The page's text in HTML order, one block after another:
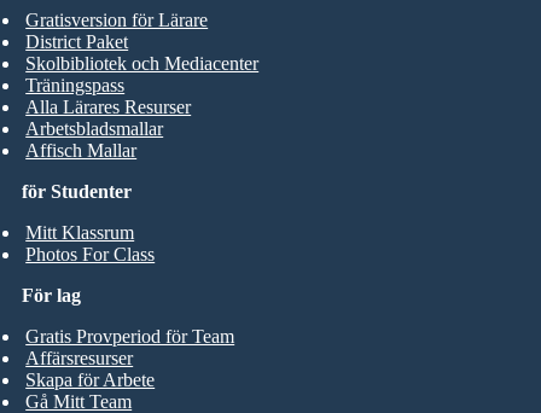
för Studenter
Mitt Klassrum
Photos For Class
Gratisversion för Lärare
District Paket
Skolbibliotek och Mediacenter
Träningspass
Alla Lärares Resurser
Arbetsbladsmallar
Affisch Mallar
För lag
Gratis Provperiod för Team
Affärsresurser
Skapa för Arbete
Gå Mitt Team